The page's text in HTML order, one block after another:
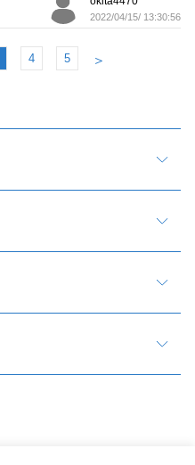
2022/04/15/ 13:30:56
4 5 ＞